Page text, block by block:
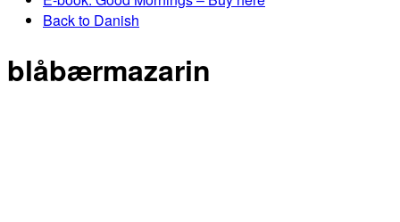
Back to Danish
blåbærmazarin